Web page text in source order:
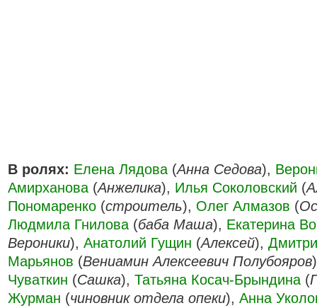
В ролях: Елена Лядова (Анна Седова),
Амирханова (Анжелика), Илья Соколовский (
Пономаренко (строитель), Олег Алмазов (
Людмила Гнилова (баба Маша), Екатерина
Вероники), Анатолий Гущин (Алексей),
Марьянов (Вениамин Алексеевич Полубояров
Чуваткин (Сашка), Татьяна Косач-Брындина (
Журман (чиновник отдела опеки), Анна